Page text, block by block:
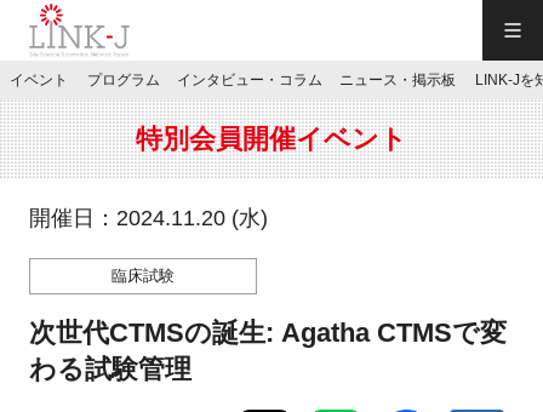
JP／EN
特別会員専用メニュー
施設ご予約
イベント プログラム インタビュー・コラム ニュース・掲示板 LINK-Jを
特別会員開催イベント
開催日：2024.11.20 (水)
臨床試験
次世代CTMSの誕生: Agatha CTMSで変
わる試験管理